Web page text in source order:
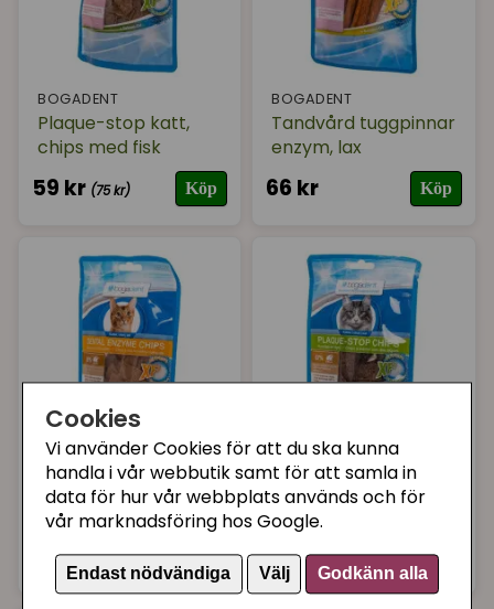
Cookies
Vi använder Cookies för att du ska kunna
handla i vår webbutik samt för att samla in
data för hur vår webbplats används och för
vår marknadsföring hos Google.
Endast nödvändiga Välj Godkänn alla
BOGADENT
Plaque-stop katt,
chips med fisk
59 kr (75 kr) Köp
BOGADENT
Tandvård tuggpinnar
enzym, lax
66 kr Köp
BOGADENT
Tandvårdschips
enzym katt, kyckling
75 kr Köp
BOGADENT
Plaque-stop katt,
chips med kyckling
75 kr Köp